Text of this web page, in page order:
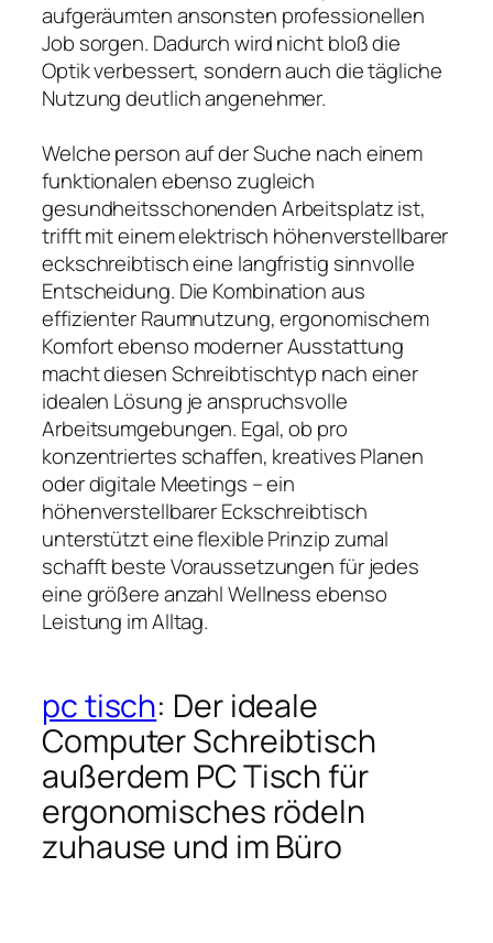
aufgeräumten ansonsten professionellen
Job sorgen. Dadurch wird nicht bloß die
Optik verbessert, sondern auch die tägliche
Nutzung deutlich angenehmer.
Welche person auf der Suche nach einem
funktionalen ebenso zugleich
gesundheitsschonenden Arbeitsplatz ist,
trifft mit einem elektrisch höhenverstellbarer
eckschreibtisch eine langfristig sinnvolle
Entscheidung. Die Kombination aus
effizienter Raumnutzung, ergonomischem
Komfort ebenso moderner Ausstattung
macht diesen Schreibtischtyp nach einer
idealen Lösung je anspruchsvolle
Arbeitsumgebungen. Egal, ob pro
konzentriertes schaffen, kreatives Planen
oder digitale Meetings – ein
höhenverstellbarer Eckschreibtisch
unterstützt eine flexible Prinzip zumal
schafft beste Voraussetzungen für jedes
eine größere anzahl Wellness ebenso
Leistung im Alltag.
pc tisch: Der ideale
Computer Schreibtisch
außerdem PC Tisch für
ergonomisches rödeln
zuhause und im Büro